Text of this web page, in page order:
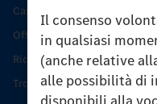
Il consenso
in qualsiasi
(anche relative
alle possibilità di
Caratteristiche di prodotto
Offerta di servizio Unimog
Ricambi originali
Trovare un partner